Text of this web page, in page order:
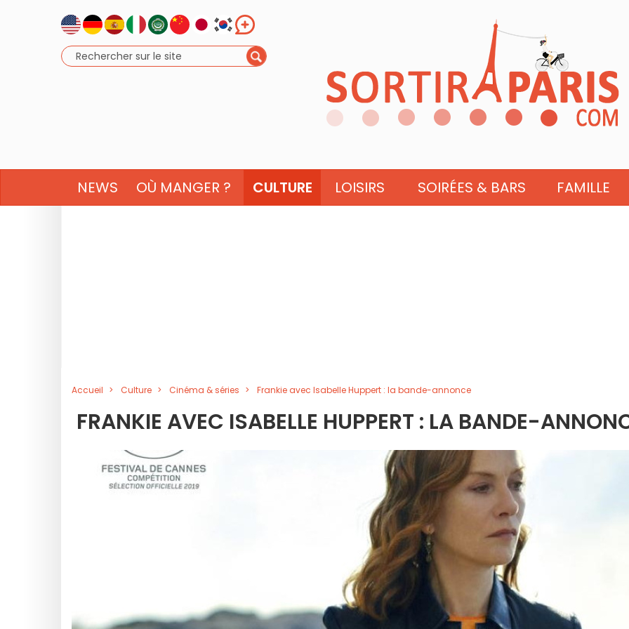
NEWS OÙ MANGER ? CULTURE LOISIRS SOIRÉES & BARS FAMILLE
Accueil Culture Cinéma & séries Frankie avec Isabelle Huppert : la bande-annonce
FRANKIE AVEC ISABELLE HUPPERT : LA BANDE-